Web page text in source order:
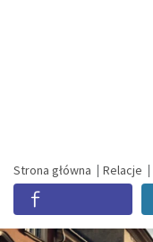
Strona główna Relacje